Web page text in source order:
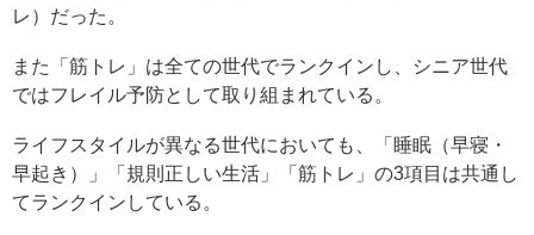
レ）だった。
また「筋トレ」は全ての世代でランクインし、シニア世代
ではフレイル予防として取り組まれている。
ライフスタイルが異なる世代においても、「睡眠（早寝・
早起き）」「規則正しい生活」「筋トレ」の3項目は共通し
てランクインしている。